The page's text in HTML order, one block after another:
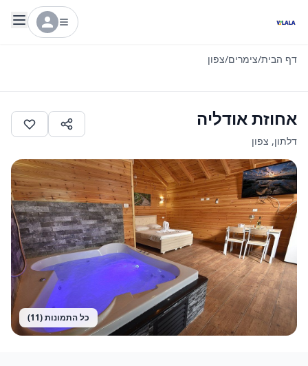
דף הבית/צימרים/צפון
אחוזת אודליה
דלתון, צפון
כל התמונות (11
)